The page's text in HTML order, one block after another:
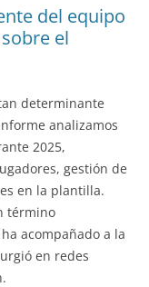
del equipo
el
determinante
analizamos
2025,
gestión de
en la plantilla.
término
acompañado a la
en redes